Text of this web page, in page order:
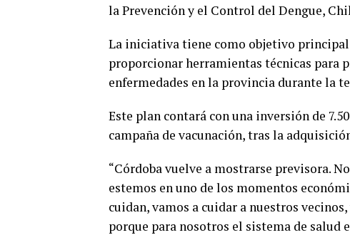
la Prevención y el Control del Dengue,
La iniciativa tiene como objetivo
proporcionar herramientas técnicas para
enfermedades en la provincia durante la
Este plan contará con una inversión de
campaña de vacunación, tras la
“Córdoba vuelve a mostrarse previsora.
estemos en uno de los momentos
cuidan, vamos a cuidar a nuestros
porque para nosotros el sistema de salud